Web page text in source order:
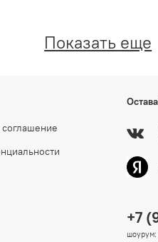
Показать еще
+7
шоурум: